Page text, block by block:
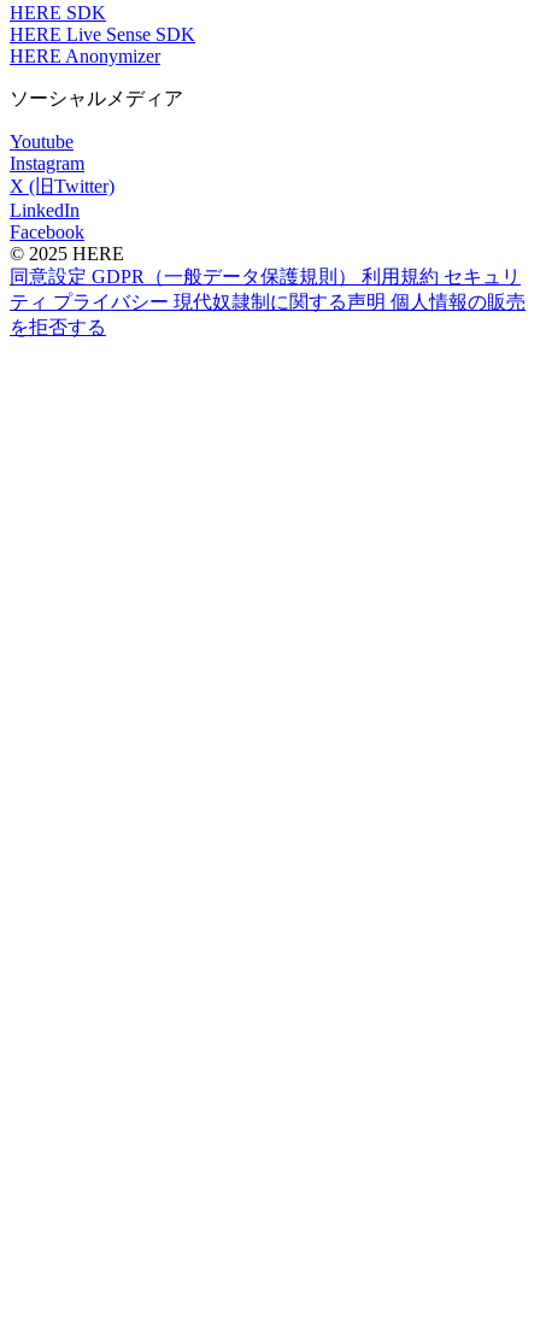
HERE SDK
HERE Live Sense SDK
HERE Anonymizer
ソーシャルメディア
Youtube
Instagram
X (旧Twitter)
LinkedIn
Facebook
© 2025 HERE
同意設定 GDPR（一般データ保護規則） 利用規約 セキュリ
ティ プライバシー 現代奴隷制に関する声明 個人情報の販売
を拒否する